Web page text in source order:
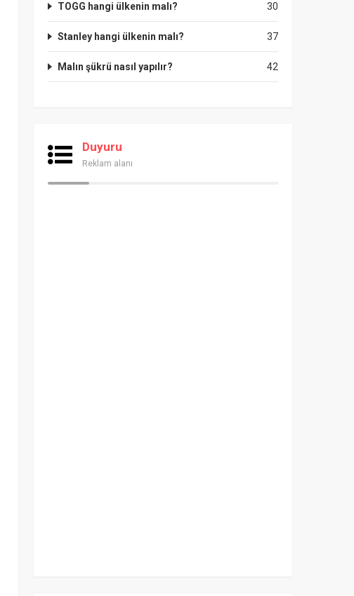
30
TOGG hangi ülkenin malı?
37
Stanley hangi ülkenin malı?
42
Malın şükrü nasıl yapılır?
Duyuru
Reklam alanı